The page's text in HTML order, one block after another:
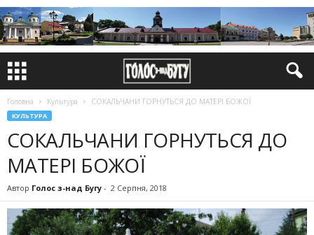
Головна Культура СОКАЛЬЧАНИ ГОРНУТЬСЯ ДО МАТЕРІ БОЖОЇ
КУЛЬТУРА
СОКАЛЬЧАНИ ГОРНУТЬСЯ ДО
МАТЕРІ БОЖОЇ
Автор Голос з-над Бугу - 2 Серпня, 2018